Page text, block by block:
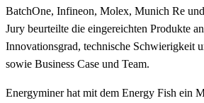
BatchOne, Infineon, Molex, Munich Re
Jury beurteilte die eingereichten Produkte
Innovationsgrad, technische Schwierigkeit
sowie Business Case und Team.
Energyminer hat mit dem Energy Fish ein